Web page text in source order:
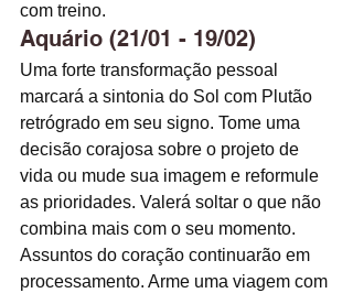
com treino.
Aquário (21/01 - 19/02)
Uma forte transformação pessoal
marcará a sintonia do Sol com Plutão
retrógrado em seu signo. Tome uma
decisão corajosa sobre o projeto de
vida ou mude sua imagem e reformule
as prioridades. Valerá soltar o que não
combina mais com o seu momento.
Assuntos do coração continuarão em
processamento. Arme uma viagem com